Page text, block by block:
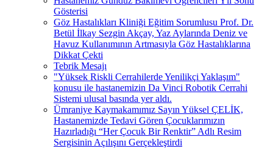
Gösterisi
Göz Hastalıkları Kliniği Eğitim Sorumlusu Prof. Dr.
Betül İlkay Sezgin Akçay, Yaz Aylarında Deniz ve
Havuz Kullanımının Artmasıyla Göz Hastalıklarına
Dikkat Çekti
Tebrik Mesajı
"Yüksek Riskli Cerrahilerde Yenilikçi Yaklaşım"
konusu ile hastanemizin Da Vinci Robotik Cerrahi
Sistemi ulusal basında yer aldı.
Ümraniye Kaymakamımız Sayın Yüksel ÇELİK,
Hastanemizde Tedavi Gören Çocuklarımızın
Hazırladığı “Her Çocuk Bir Renktir” Adlı Resim
Sergisinin Açılışını Gerçekleştirdi